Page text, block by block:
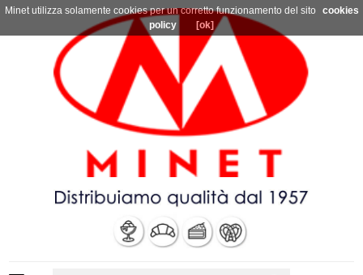
Minet utilizza solamente cookies per un corretto funzionamento del sito
cookies
policy
[ok]